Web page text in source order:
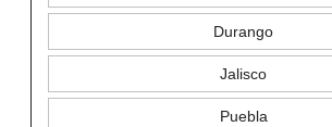
Durango
Jalisco
Puebla